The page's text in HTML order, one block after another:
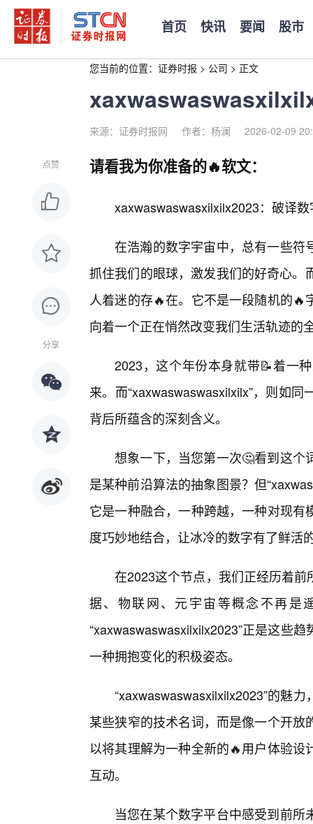
首页 快讯 要闻 股市
您当前的位置： 证券时报 > 公司 > 正文
来源：证券时报网 作者：杨澜 2026-02-09
点赞
分享
请看我为你准备的🔥软文：
xaxwaswaswasxilxilx2023：破译
在浩瀚的数字宇宙中，总有一些符
抓住我们的眼球，激发我们的好奇心。
人着迷的存🔥在。它不是一段随机的
向着一个正在悄然改变我们生活轨迹的
2023，这个年份本身就带📝着一
来。而“xaxwaswaswasxilxilx”，则如
背后所蕴含的深刻含义。
想象一下，当您第一次🤔看到这个
是某种前沿算法的抽象图景？但
它是一种融合，一种跨越，一种对现
度巧妙地结合，让冰冷的数字有了鲜活
在2023这个节点，我们正经历着
据、物联网、元宇宙等概念不再是
“xaxwaswaswasxilxilx2023”正是这些
一种拥抱变化的积极姿态。
“xaxwaswaswasxilxilx2023”的魅
某些狭窄的技术名词，而是像一个开
以将其理解为一种全新的🔥用户体验
互动。
当您在某个数字平台中感受到前